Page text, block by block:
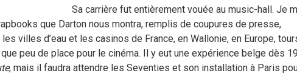
Sa carrière fut entièrement vouée au music-hall. Je
que Darton nous montra, remplis de coupures de presse,
villes d’eau et les casinos de France, en Wallonie, en Europe,
peu de place pour le cinéma. Il y eut une expérience belge dès
, mais il faudra attendre les Seventies et son installation à Paris